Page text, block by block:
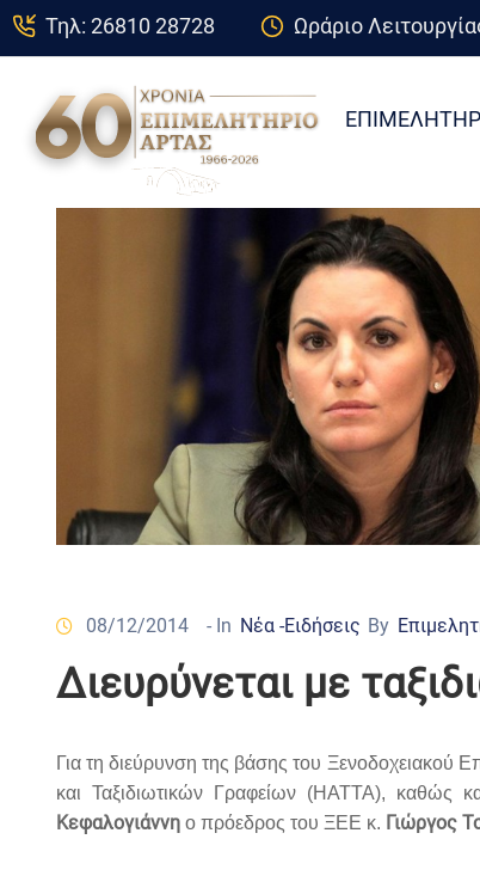
Τηλ: 26810 28728 Ωράριο
08/12/2014 - In Νέα -Ειδήσεις By
Διευρύνεται με
Για τη διεύρυνση της βάσης του Ξενοδοχειακού
και Ταξιδιωτικών Γραφείων (HATTA), καθώς
Κεφαλογιάννη ο πρόεδρος του ΞΕΕ κ. Γιώργος